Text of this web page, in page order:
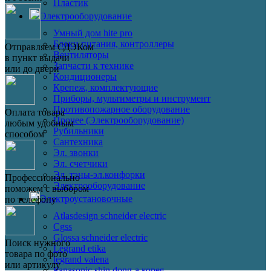
Пластик
Электрооборудование
Умный дом hite pro
Блоки питания, контроллеры
Вентиляторы
Запчасти к технике
Кондиционеры
Крепеж, комплектующие
Приборы, мультиметры и инструмент
Противопожарное оборудование
Прочее (Электрооборудование)
Рубильники
Сантехника
Эл. звонки
Эл. счетчики
Эл. тэны-эл.конфорки
Электрооборудование
Электроустановочные
Atlasdesign schneider electric
Cgss
Glossa schneider electric
Legrand etika
legrand valena
Отправляем СДЭКом
в пункт выдачи
или до двери
Оплата товара
любым удобным
способом
Профессионально
поможем с выбором
по телефону
Поиск нужного
товара по фото
или артикулу